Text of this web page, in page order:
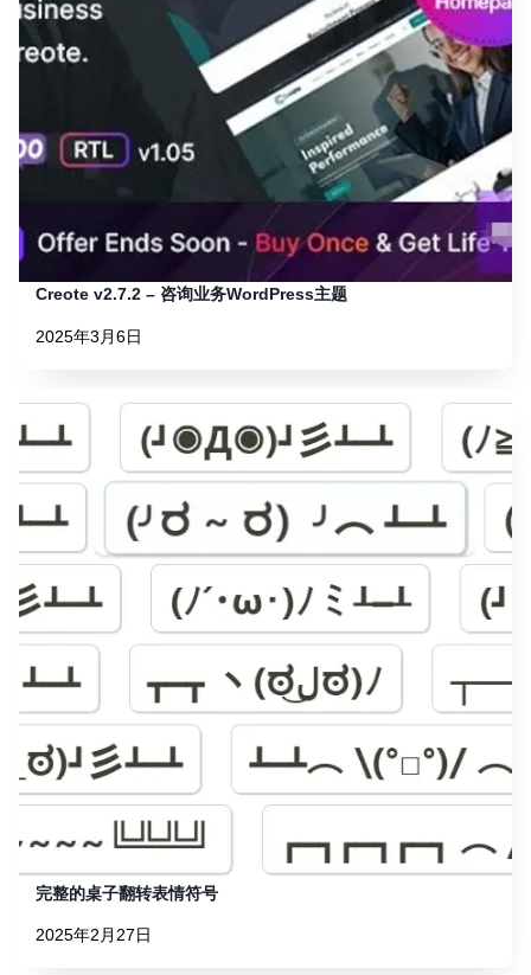
Creote v2.7.2 – 咨询业务WordPress主题
2025年3月6日
完整的桌子翻转表情符号
2025年2月27日